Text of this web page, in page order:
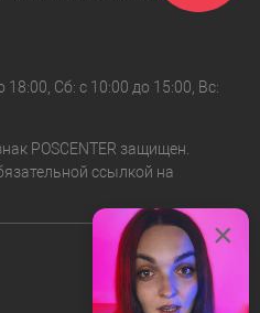
Сб: с 10:00 до 15:00, Вс:
POSCENTER защищен.
ссылкой на
×